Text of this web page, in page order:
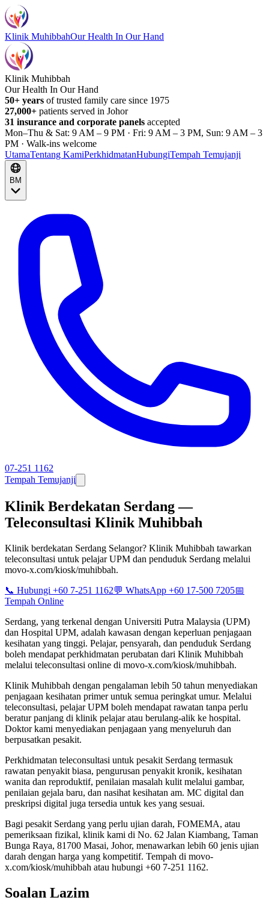
Klinik MuhibbahOur Health In Our Hand
Klinik Muhibbah
Our Health In Our Hand
50+ years of trusted family care since 1975
27,000+ patients served in Johor
31 insurance and corporate panels accepted
Mon–Thu & Sat: 9 AM – 9 PM · Fri: 9 AM – 3 PM, Sun: 9 AM – 3
PM · Walk-ins welcome
UtamaTentang KamiPerkhidmatanHubungiTempah Temujanji
BM
07-251 1162
Tempah Temujanji
Klinik Berdekatan Serdang —
Teleconsultasi Klinik Muhibbah
Klinik berdekatan Serdang Selangor? Klinik Muhibbah tawarkan
teleconsultasi untuk pelajar UPM dan penduduk Serdang melalui
movo-x.com/kiosk/muhibbah.
📞 Hubungi +60 7-251 1162💬 WhatsApp +60 17-500 7205📅
Tempah Online
Serdang, yang terkenal dengan Universiti Putra Malaysia (UPM)
dan Hospital UPM, adalah kawasan dengan keperluan penjagaan
kesihatan yang tinggi. Pelajar, pensyarah, dan penduduk Serdang
boleh mendapat perkhidmatan perubatan dari Klinik Muhibbah
melalui teleconsultasi online di movo-x.com/kiosk/muhibbah.
Klinik Muhibbah dengan pengalaman lebih 50 tahun menyediakan
penjagaan kesihatan primer untuk semua peringkat umur. Melalui
teleconsultasi, pelajar UPM boleh mendapat rawatan tanpa perlu
beratur panjang di klinik pelajar atau berulang-alik ke hospital.
Doktor kami menyediakan penjagaan yang menyeluruh dan
berpusatkan pesakit.
Perkhidmatan teleconsultasi untuk pesakit Serdang termasuk
rawatan penyakit biasa, pengurusan penyakit kronik, kesihatan
wanita dan reproduktif, penilaian masalah kulit melalui gambar,
penilaian gejala baru, dan nasihat kesihatan am. MC digital dan
preskripsi digital juga tersedia untuk kes yang sesuai.
Bagi pesakit Serdang yang perlu ujian darah, FOMEMA, atau
pemeriksaan fizikal, klinik kami di No. 62 Jalan Kiambang, Taman
Bunga Raya, 81700 Masai, Johor, menawarkan lebih 60 jenis ujian
darah dengan harga yang kompetitif. Tempah di movo-
x.com/kiosk/muhibbah atau hubungi +60 7-251 1162.
Soalan Lazim